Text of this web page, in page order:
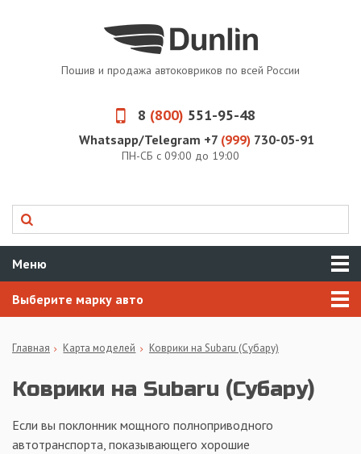
Пошив и продажа автоковриков по всей России
8 (800) 551-95-48
Whatsapp/Telegram +7 (999) 730-05-91
ПН-СБ с 09:00 до 19:00
Меню
Выберите марку авто
Главная Карта моделей Коврики на Subaru (Субару)
Коврики на Subaru (Субару)
Если вы поклонник мощного полноприводного
автотранспорта, показывающего хорошие